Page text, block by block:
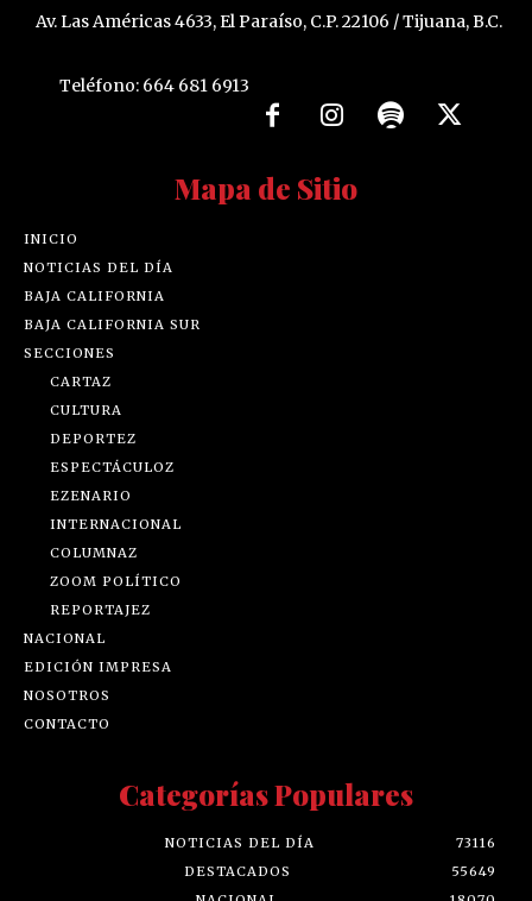
Av. Las Américas 4633, El Paraíso, C.P. 22106 / Tijuana, B.C.
Teléfono: 664 681 6913
Mapa de Sitio
INICIO
NOTICIAS DEL DÍA
BAJA CALIFORNIA
BAJA CALIFORNIA SUR
SECCIONES
CARTAZ
CULTURA
DEPORTEZ
ESPECTÁCULOZ
EZENARIO
INTERNACIONAL
COLUMNAZ
ZOOM POLÍTICO
REPORTAJEZ
NACIONAL
EDICIÓN IMPRESA
NOSOTROS
CONTACTO
Categorías Populares
NOTICIAS DEL DÍA
73116
DESTACADOS
55649